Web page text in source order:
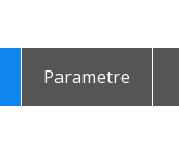
Parametre